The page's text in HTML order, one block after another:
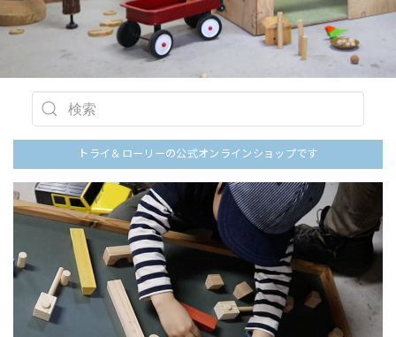
トライ＆ローリーの公式オンラインショップです